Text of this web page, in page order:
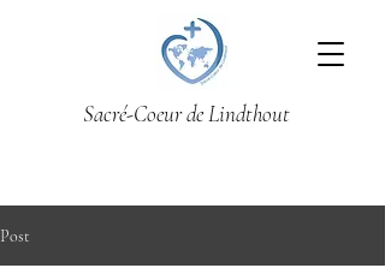
Sacré-Coeur de Lindthout
Post